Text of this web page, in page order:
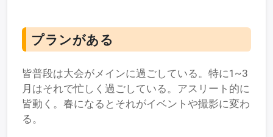
プランがある
皆普段は大会がメインに過ごしている。特に1~3
月はそれで忙しく過ごしている。アスリート的に
皆動く。春になるとそれがイベントや撮影に変わ
る。